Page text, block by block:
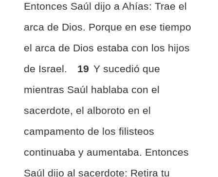
Entonces Saúl dijo a Ahías: Trae el
arca de Dios. Porque en ese tiempo
el arca de Dios estaba con los hijos
de Israel.
19 Y sucedió que
mientras Saúl hablaba con el
sacerdote, el alboroto en el
campamento de los filisteos
continuaba y aumentaba. Entonces
Saúl dijo al sacerdote: Retira tu